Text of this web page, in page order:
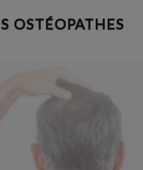
OSTÉOPATHES